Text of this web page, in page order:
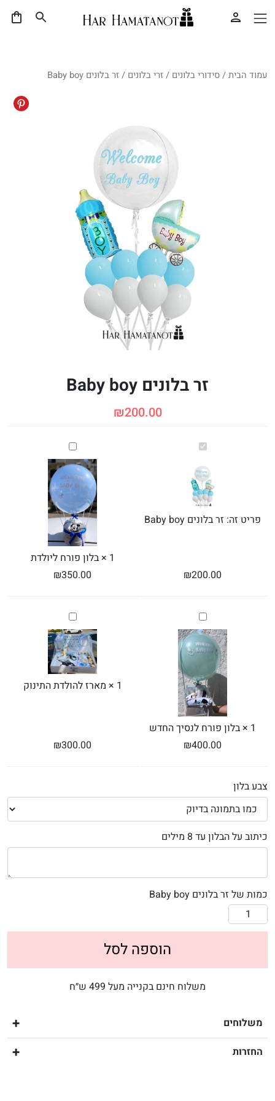
עמוד הבית/סידורי בלונים /זרי בלונים / זר בלונים Baby boy
זר בלונים Baby boy
₪200.00
זר
Baby
boy
פריט זה: זר בלונים Baby boy
₪200.00
בלון
פורח
ליולדת
1
×בלון פורח ליולדת
₪350.00
בלון
פורח
לנסיך
החדש
1
× בלון פורח לנסיך החדש
₪400.00
מארז
להולדת
התינוק
1
× מארז להולדת התינוק
₪300.00
צבע בלון
כיתוב על הבלון עד 8 מילים
כמות של זר בלונים Baby boy
הוספה לסל
משלוח חינם בקנייה מעל 499 ש״ח
משלוחים
החזרות